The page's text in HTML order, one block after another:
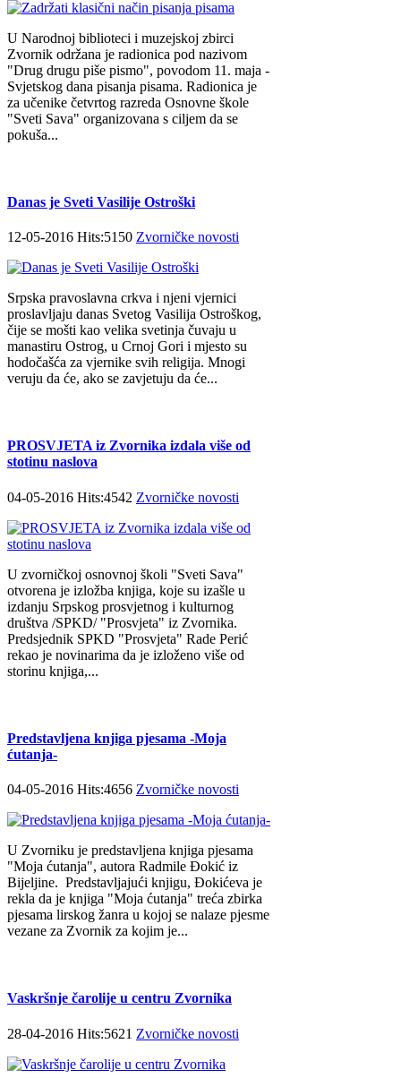
U Narodnoj biblioteci i muzejskoj zbirci
Zvornik održana je radionica pod nazivom
"Drug drugu piše pismo", povodom 11. maja -
Svjetskog dana pisanja pisama. Radionica je
za učenike četvrtog razreda Osnovne škole
"Sveti Sava" organizovana s ciljem da se
pokuša...
Danas je Sveti Vasilije Ostroški
12-05-2016 Hits:5150 Zvorničke novosti
Srpska pravoslavna crkva i njeni vjernici
proslavljaju danas Svetog Vasilija Ostroškog,
čije se mošti kao velika svetinja čuvaju u
manastiru Ostrog, u Crnoj Gori i mjesto su
hodočašća za vjernike svih religija. Mnogi
veruju da će, ako se zavjetuju da će...
PROSVJETA iz Zvornika izdala više od
stotinu naslova
04-05-2016 Hits:4542 Zvorničke novosti
U zvorničkoj osnovnoj školi "Sveti Sava"
otvorena je izložba knjiga, koje su izašle u
izdanju Srpskog prosvjetnog i kulturnog
društva /SPKD/ "Prosvjeta" iz Zvornika.
Predsjednik SPKD "Prosvjeta" Rade Perić
rekao je novinarima da je izloženo više od
storinu knjiga,...
Predstavljena knjiga pjesama -Moja
ćutanja-
04-05-2016 Hits:4656 Zvorničke novosti
U Zvorniku je predstavljena knjiga pjesama
"Moja ćutanja", autora Radmile Đokić iz
Bijeljine. Predstavljajući knjigu, Đokićeva je
rekla da je knjiga "Moja ćutanja" treća zbirka
pjesama lirskog žanra u kojoj se nalaze pjesme
vezane za Zvornik za kojim je...
Vaskršnje čarolije u centru Zvornika
28-04-2016 Hits:5621 Zvorničke novosti